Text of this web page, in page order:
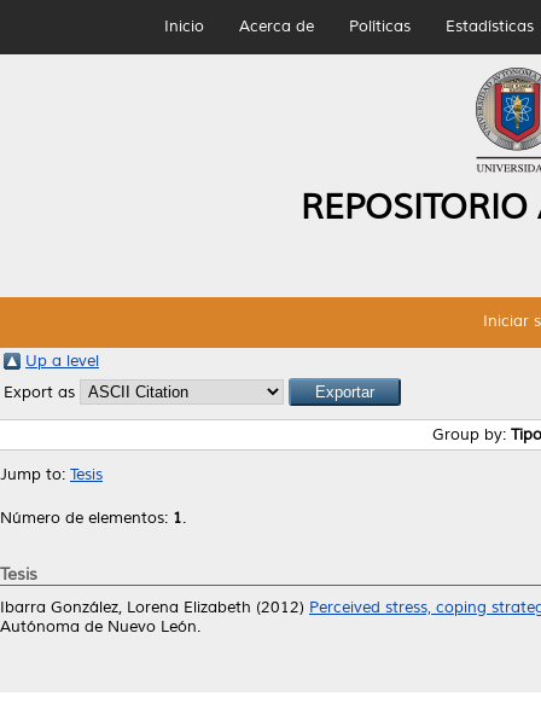
Inicio Acerca de Políticas Estadísticas
Iniciar
Up a level
Export as
Group by:
Jump to: Tesis
Número de elementos: 1.
Tesis
Ibarra González, Lorena Elizabeth (2012) Perceived stress, coping
Autónoma de Nuevo León.